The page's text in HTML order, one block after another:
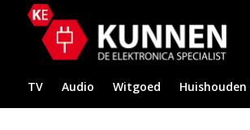
TV Audio Witgoed Huishouden